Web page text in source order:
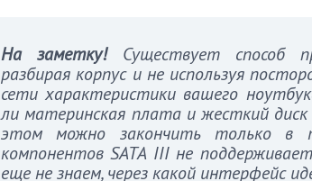
На заметку!Существует способ
разбирая корпус и не используя
сети характеристики вашего
ли материнская плата и жесткий
этом можно закончить только в
компонентов SATA III не
еще не знаем, через какой интерфейс